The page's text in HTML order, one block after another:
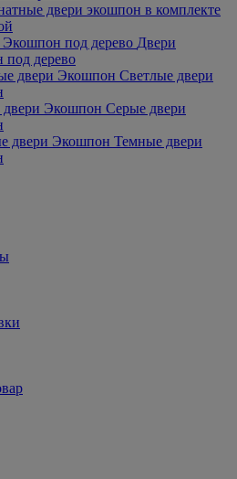
двери экошпон в комплекте
Двери
дерево
Светлые двери
Серые двери
Темные двери